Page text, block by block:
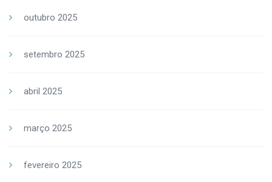
outubro 2025
setembro 2025
abril 2025
março 2025
fevereiro 2025